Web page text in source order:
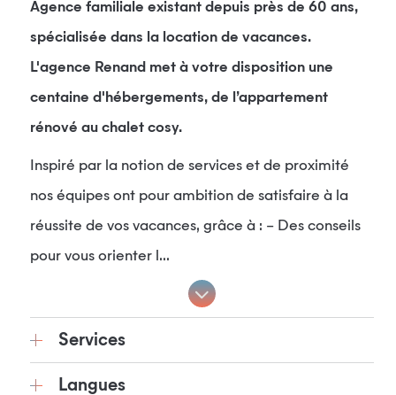
Agence familiale existant depuis près de 60 ans,
spécialisée dans la location de vacances.
L'agence Renand met à votre disposition une
centaine d'hébergements, de l’appartement
rénové au chalet cosy.
Inspiré par la notion de services et de proximité
nos équipes ont pour ambition de satisfaire à la
réussite de vos vacances, grâce à : – Des conseils
pour vous orienter l...
Services
Langues